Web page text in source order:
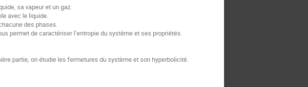
sa vapeur et un gaz.
avec le liquide.
des phases.
permet de caractériser l’entropie du système et ses propriétés.
partie, on étudie les fermetures du système et son hyperbolicité.